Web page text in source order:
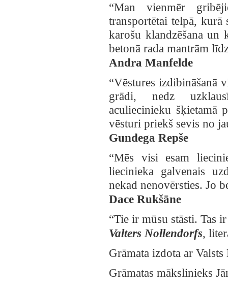
“Man vienmēr
transportētai telpā,
karošu klandzēšana un
betonā rada mantrām
Andra Manfelde
“Vēstures izdibināšanā
grādi, nedz
aculiecinieku šķietamā
vēsturi priekš sevis no
Gundega Repše
“Mēs visi esam
liecinieka galvenais
nekad nenovērsties. Jo
Dace Rukšāne
“Tie ir mūsu stāsti. Tas
Valters Nollendorfs,
Grāmata izdota ar
Grāmatas mākslinieks